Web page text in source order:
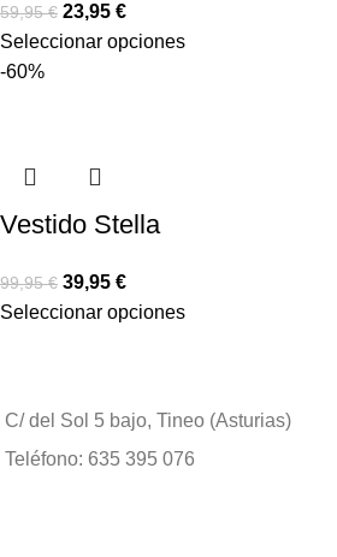
59,95€ 23,95 €
Seleccionar opciones
-60%
Vestido Stella
99,95€ 39,95 €
Seleccionar opciones
C/ del Sol 5 bajo, Tineo (Asturias)
Teléfono: 635 395 076